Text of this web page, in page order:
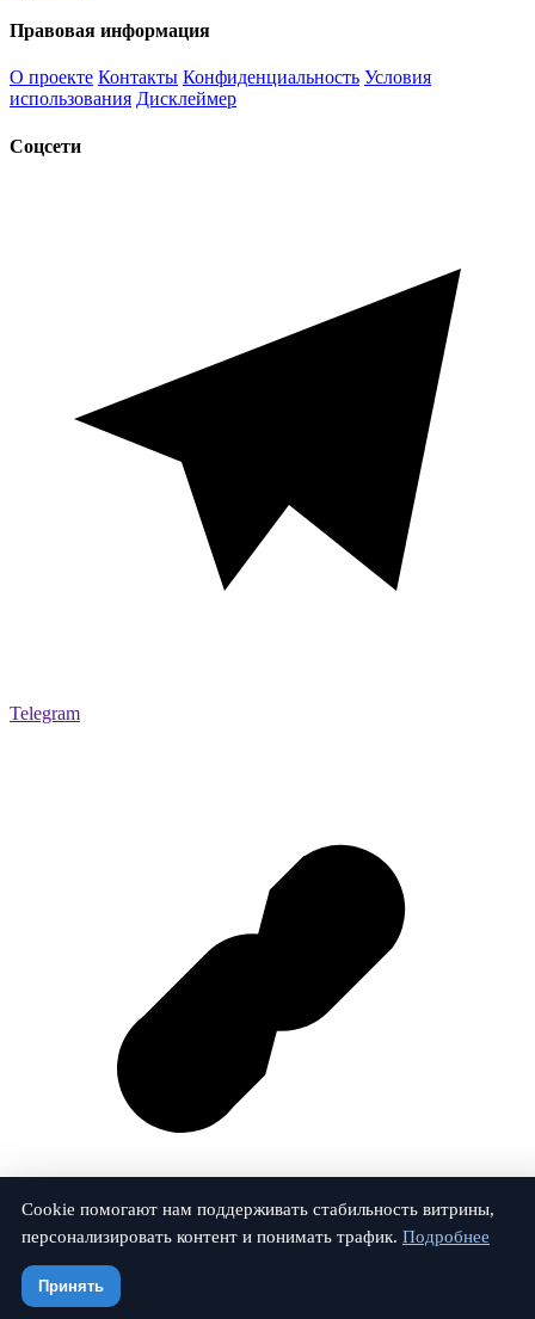
Правовая информация
О проекте Контакты Конфиденциальность Условия
использования Дисклеймер
Соцсети
Telegram
© 2026 Залог-Проверка. Все права защищены.
Cookie помогают нам поддерживать стабильность витрины,
персонализировать контент и понимать трафик. Подробнее
Принять